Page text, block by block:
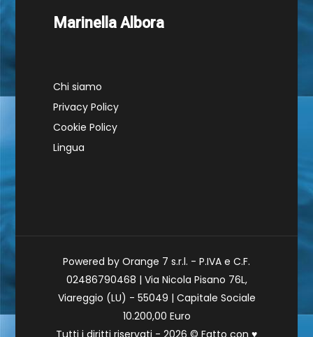
Marinella Albora
Chi siamo
Privacy Policy
Cookie Policy
Lingua
Powered by Orange 7 s.r.l. - P.IVA e C.F.
02486790468 | Via Nicola Pisano 76L,
Viareggio (LU) - 55049 | Capitale Sociale
10.200,00 Euro
Tutti i diritti riservati - 2026 © Fatto con ♥